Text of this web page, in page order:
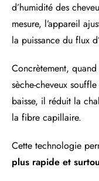
d’humidité des
mesure, l’appareil
la puissance du flux
Concrètement,
sèche-cheveux
baisse, il réduit la
la fibre capillaire.
Cette technologie
plus rapide et